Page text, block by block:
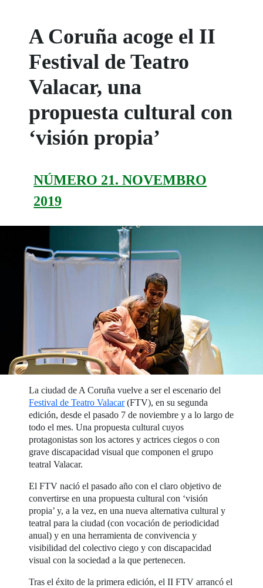
A Coruña acoge el II
Festival de Teatro
Valacar, una
propuesta cultural con
‘visión propia’
NÚMERO 21. NOVEMBRO
2019
La ciudad de A Coruña vuelve a ser el escenario del
Festival de Teatro Valacar(FTV), en su segunda
edición, desde el pasado 7 de noviembre y a lo largo de
todo el mes. Una propuesta cultural cuyos
protagonistas son los actores y actrices ciegos o con
grave discapacidad visual que componen el grupo
teatral Valacar.
El FTV nació el pasado año con el claro objetivo de
convertirse en una propuesta cultural con ‘visión
propia’ y, a la vez, en una nueva alternativa cultural y
teatral para la ciudad (con vocación de periodicidad
anual) y en una herramienta de convivencia y
visibilidad del colectivo ciego y con discapacidad
visual con la sociedad a la que pertenecen.
Tras el éxito de la primera edición, el II FTV arrancó el